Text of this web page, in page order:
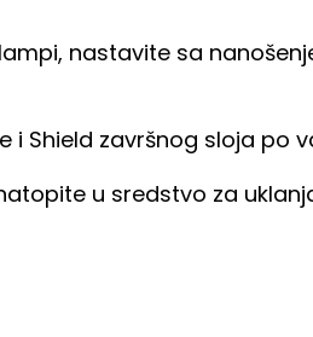
nastavite sa
i Shield završnog sloja po
u sredstvo za